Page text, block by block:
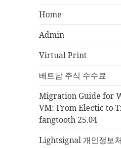
Home
Admin
Virtual Print
베트남 주식 수수료
Migration Guide for
VM: From Electic to
fangtooth 25.04
Lightsignal 개인정보